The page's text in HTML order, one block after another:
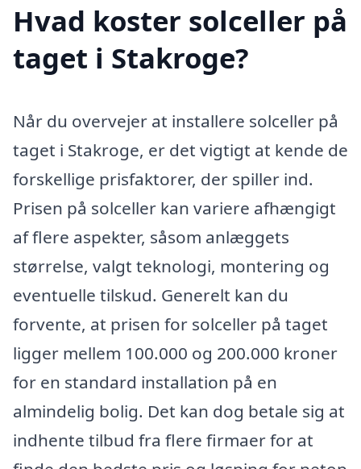
Hvad koster solceller på
taget i Stakroge?
Når du overvejer at installere solceller på
taget i Stakroge, er det vigtigt at kende de
forskellige prisfaktorer, der spiller ind.
Prisen på solceller kan variere afhængigt
af flere aspekter, såsom anlæggets
størrelse, valgt teknologi, montering og
eventuelle tilskud. Generelt kan du
forvente, at prisen for solceller på taget
ligger mellem 100.000 og 200.000 kroner
for en standard installation på en
almindelig bolig. Det kan dog betale sig at
indhente tilbud fra flere firmaer for at